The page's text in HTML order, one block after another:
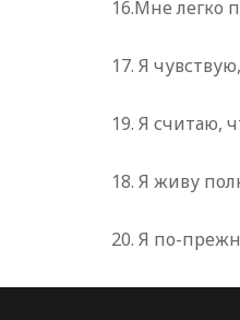
16.Мне легко
17. Я
19. Я считаю,
18. Я живу
20. Я по-